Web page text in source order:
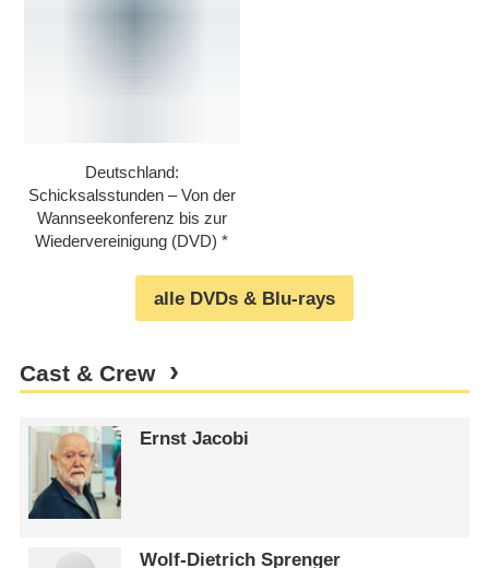
Deutschland:
Schicksalsstunden – Von der
Wannseekonferenz bis zur
Wiedervereinigung (DVD)
alle DVDs & Blu-rays
Cast & Crew
Ernst Jacobi
Wolf-Dietrich Sprenger